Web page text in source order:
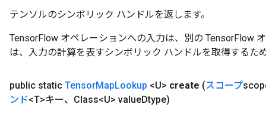
テンソルのシンボリック ハンドルを返します。
TensorFlow オペレーションへの入力は、別の TensorFlow
は、入力の計算を表すシンボリック ハンドルを取得するた
public static TensorMapLookup <U> create (スコープ
ンド<T>キー、Class<U> valueDtype)